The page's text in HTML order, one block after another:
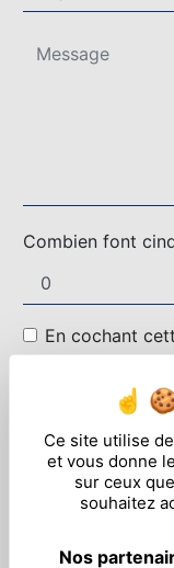
Ce site utilise
et vous donne
sur ceux
souhaitez
Nos
Combien font
En cochant
particulières
** Les données
nécessaires aux
dans un fichier
sous-traitants
message. Les